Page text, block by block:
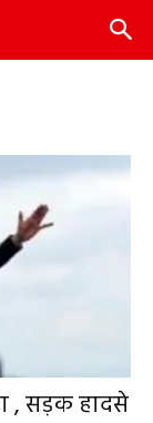
, सड़क हादसे